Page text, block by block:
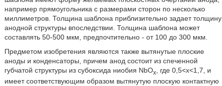
например прямоугольника с размерами сторон по несколько
миллиметров. Толщина шаблона приблизительно задает толщину
анодной структуры впоследствии. Толщина шаблона может
составлять 50-500 мкм, предпочтительно - от 100 до 300 мкм.
Предметом изобретения являются также вытянутые плоские
аноды и конденсаторы, причем анод состоит из спеченной
губчатой структуры из субоксида ниобия NbOx, где 0,5<x<1,7, и
имеет соответствующим образом вытянутую плоскую контактную